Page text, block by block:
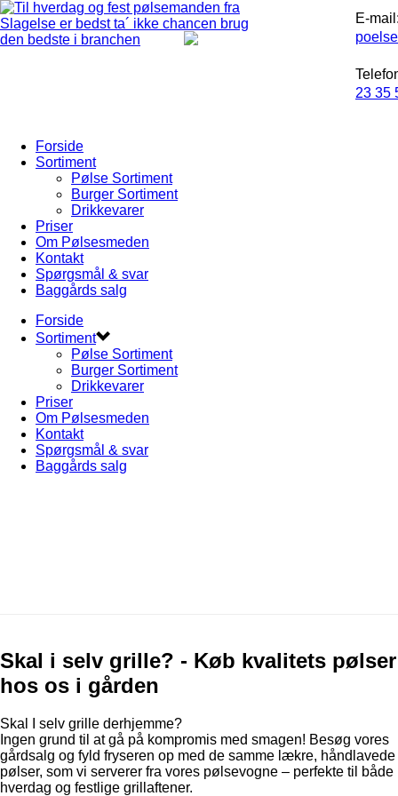
E-
23 35
Forside
Sortiment
Pølse Sortiment
Burger Sortiment
Drikkevarer
Priser
Om Pølsesmeden
Kontakt
Spørgsmål & svar
Baggårds salg
Forside
Sortiment
Pølse Sortiment
Burger Sortiment
Drikkevarer
Priser
Om Pølsesmeden
Kontakt
Spørgsmål & svar
Baggårds salg
Skal i selv grille? - Køb kvalitets pølser
hos os i gården
Skal I selv grille derhjemme?
Ingen grund til at gå på kompromis med smagen! Besøg vores
gårdsalg og fyld fryseren op med de samme lækre, håndlavede
pølser, som vi serverer fra vores pølsevogne – perfekte til både
hverdag og festlige grillaftener.